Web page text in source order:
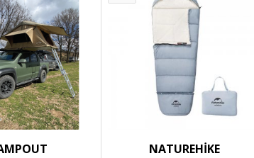
NATUREHİKE